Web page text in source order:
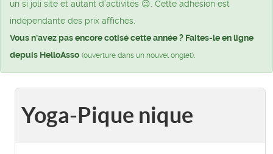
un si joli site et autant d’activités 😉. Cette adhésion est
indépendante des prix affichés.
Vous n'avez pas encore cotisé cette année ? Faites-le en ligne
depuis HelloAsso (ouverture dans un nouvel onglet)
Yoga-Pique nique